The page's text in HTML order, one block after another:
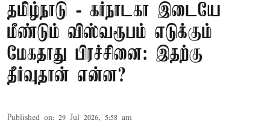
தமிழ்நாடு - கர்நாடகா இடையே
மீண்டும் விஸ்வரூபம் எடுக்கும்
மேகதாது பிரச்சினை: இதற்கு
தீர்வுதான் என்ன?
Published on: 29 Jul 2026, 5:58 am